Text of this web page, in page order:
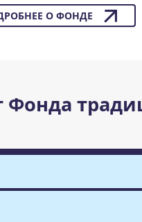
О ФОНДЕ
Фонда